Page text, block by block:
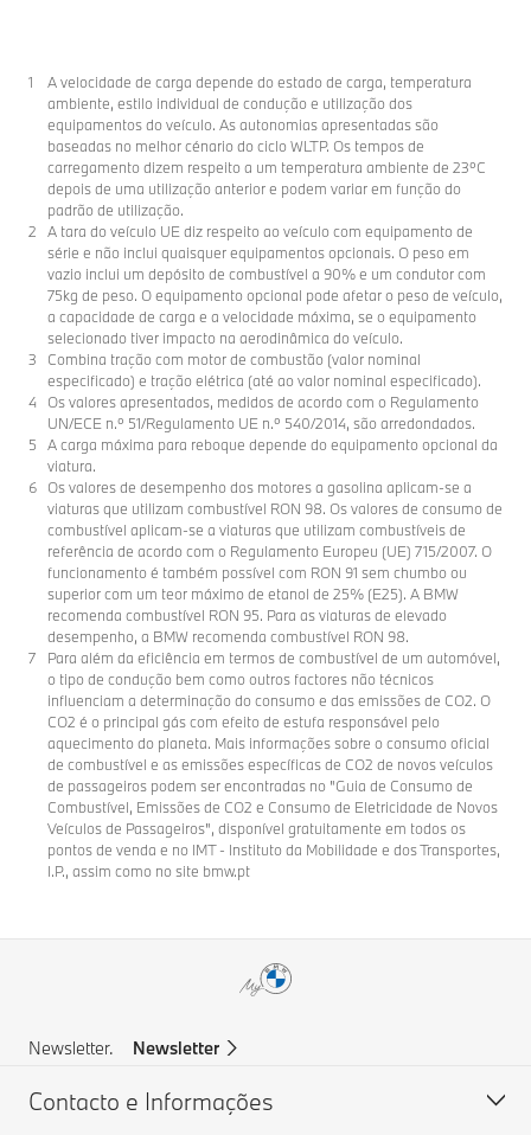
A velocidade de carga depende do estado de carga, temperatura
ambiente, estilo individual de condução e utilização dos
equipamentos do veículo. As autonomias apresentadas são
baseadas no melhor cénario do ciclo WLTP. Os tempos de
carregamento dizem respeito a um temperatura ambiente de 23ºC
depois de uma utilização anterior e podem variar em função do
padrão de utilização.
A tara do veículo UE diz respeito ao veículo com equipamento de
série e não inclui quaisquer equipamentos opcionais. O peso em
vazio inclui um depósito de combustível a 90% e um condutor com
75kg de peso. O equipamento opcional pode afetar o peso de veículo,
a capacidade de carga e a velocidade máxima, se o equipamento
selecionado tiver impacto na aerodinâmica do veículo.
Combina tração com motor de combustão (valor nominal
especificado) e tração elétrica (até ao valor nominal especificado).
Os valores apresentados, medidos de acordo com o Regulamento
UN/ECE n.º 51/Regulamento UE n.º 540/2014, são arredondados.
A carga máxima para reboque depende do equipamento opcional da
viatura.
Os valores de desempenho dos motores a gasolina aplicam-se a
viaturas que utilizam combustível RON 98. Os valores de consumo de
combustível aplicam-se a viaturas que utilizam combustíveis de
referência de acordo com o Regulamento Europeu (UE) 715/2007. O
funcionamento é também possível com RON 91 sem chumbo ou
superior com um teor máximo de etanol de 25% (E25). A BMW
recomenda combustível RON 95. Para as viaturas de elevado
desempenho, a BMW recomenda combustível RON 98.
Para além da eficiência em termos de combustível de um automóvel,
o tipo de condução bem como outros factores não técnicos
influenciam a determinação do consumo e das emissões de CO2. O
CO2 é o principal gás com efeito de estufa responsável pelo
aquecimento do planeta. Mais informações sobre o consumo oficial
de combustível e as emissões específicas de CO2 de novos veículos
de passageiros podem ser encontradas no "Guia de Consumo de
Combustível, Emissões de CO2 e Consumo de Eletricidade de Novos
Veículos de Passageiros", disponível gratuitamente em todos os
pontos de venda e no IMT - Instituto da Mobilidade e dos Transportes,
I.P., assim como no site bmw.pt
Newsletter. Newsletter
Contacto e Informações